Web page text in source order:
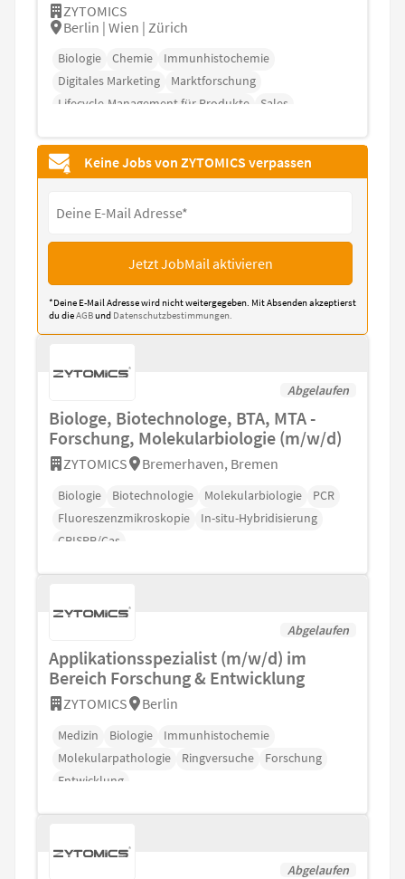
ZYTOMICS
Berlin | Wien | Zürich
Biologie Chemie
Immunhistochemie
Digitales Marketing
Marktforschung
Lifecycle-Management für Produkte
Sales
Keine Jobs von ZYTOMICS verpassen
Jetzt JobMail aktivieren
*Deine E-Mail Adresse wird nicht weitergegeben. Mit Absenden akzeptierst
du dieAGBund Datenschutzbestimmungen.
Abgelaufen
Biologe, Biotechnologe, BTA, MTA -
Forschung, Molekularbiologie (m/w/d)
ZYTOMICS Bremerhaven, Bremen
Biologie Biotechnologie Molekularbiologie
PCR
Fluoreszenzmikroskopie
In-situ-Hybridisierung
CRISPR/Cas
Abgelaufen
Applikationsspezialist (m/w/d) im
Bereich Forschung & Entwicklung
ZYTOMICS Berlin
Medizin Biologie
Immunhistochemie
Molekularpathologie
Ringversuche
Forschung
Entwicklung
Abgelaufen